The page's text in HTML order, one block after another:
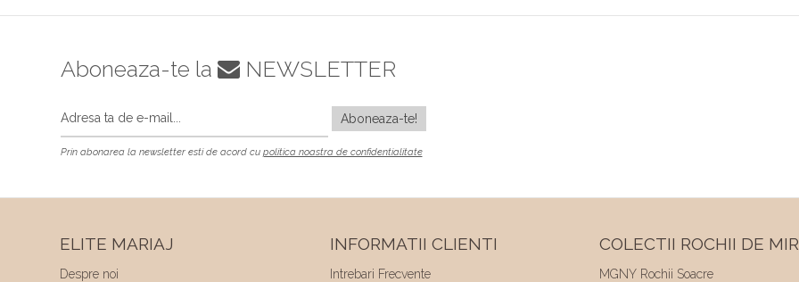
Aboneaza-te la NEWSLETTER
Prin abonarea la newsletter esti de acord cu politica noastra de confidentialitate
ELITE MARIAJ
Despre noi
INFORMATII CLIENTI
Intrebari Frecvente
COLECTII ROCHII DE
MGNY Rochii Soacre